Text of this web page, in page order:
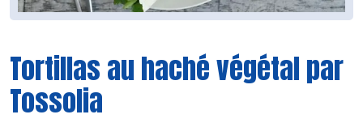
Tortillas au haché végétal par
Tossolia